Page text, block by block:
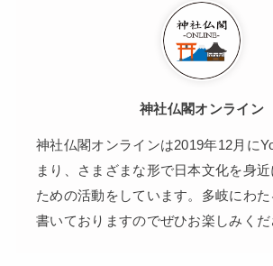
神社仏閣オンライン
神社仏閣オンラインは2019年12月に
まり、さまざまな形で日本文化を身近
ための活動をしています。多岐にわ
書いておりますのでぜひお楽しみくだ